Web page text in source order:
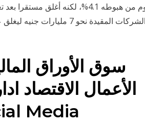
يوم من هبوطه 4.1%، لكنه
سوق الأوراق
الأعمال الاقتصاد